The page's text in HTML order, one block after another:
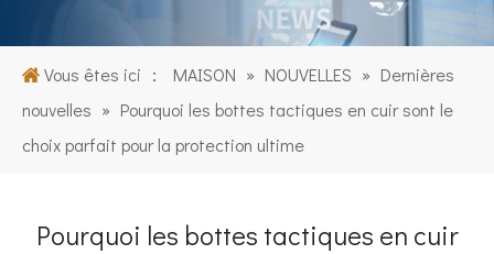
Vous êtes ici ： MAISON » NOUVELLES » Dernières
nouvelles » Pourquoi les bottes tactiques en cuir sont le
choix parfait pour la protection ultime
Pourquoi les bottes tactiques en cuir